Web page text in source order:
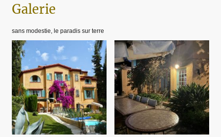
Galerie
sans modestie, le paradis sur terre